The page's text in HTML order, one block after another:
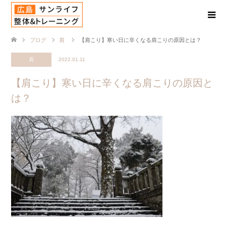
ブログ 肩 【肩こり】寒い日に辛くなる肩こりの原因とは？
肩 2022.01.11
【肩こり】寒い日に辛くなる肩こりの原因と
は？